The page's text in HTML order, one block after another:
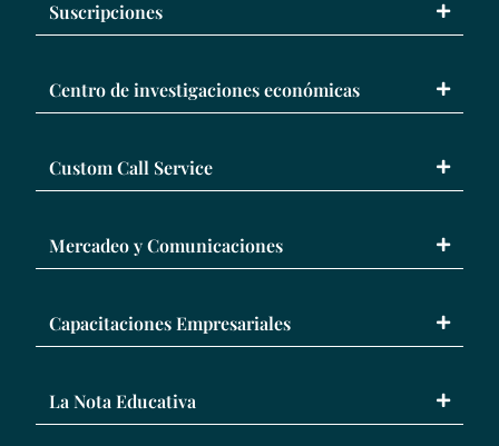
Suscripciones
Centro de investigaciones económicas
Custom Call Service
Mercadeo y Comunicaciones
Capacitaciones Empresariales
La Nota Educativa